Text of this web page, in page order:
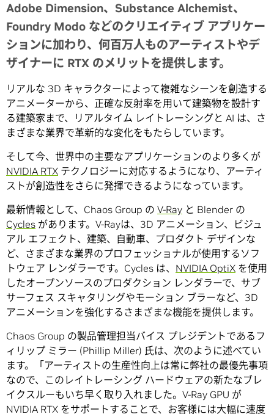
Adobe Dimension、Substance Alchemist、
Foundry Modo などのクリエイティブ アプリケー
ションに加わり、何百万人ものアーティストやデ
ザイナーに RTX のメリットを提供します。
リアルな 3D キャラクターによって複雑なシーンを創造する
アニメーターから、正確な反射率を用いて建築物を設計す
る建築家まで、リアルタイム レイトレーシングと AI は、さ
まざまな業界で革新的な変化をもたらしています。
そして今、世界中の主要なアプリケーションのより多くが
NVIDIA RTX テクノロジーに対応するようになり、アーティ
ストが創造性をさらに発揮できるようになっています。
最新情報として、Chaos Group の V-Ray と Blender の
Cycles があります。V-Rayは、3D アニメーション、ビジュ
アル エフェクト、建築、自動車、プロダクト デザインな
ど、さまざまな業界のプロフェッショナルが使用するソフ
トウェア レンダラーです。Cycles は、 NVIDIA OptiX を使用
したオープンソースのプロダクション レンダラーで、サブ
サーフェス スキャタリングやモーション ブラーなど、3D
アニメーションを強化するさまざまな機能を提供します。
Chaos Group の製品管理担当バイス プレジデントであるフ
ィリップ ミラー (Phillip Miller) 氏は、次のように述べてい
ます。「アーティストの生産性向上は常に弊社の最優先事項
なので、このレイトレーシング ハードウェアの新たなブレ
イクスルーもいち早く取り入れました。V-Ray GPU が
NVIDIA RTX をサポートすることで、お客様には大幅に速度